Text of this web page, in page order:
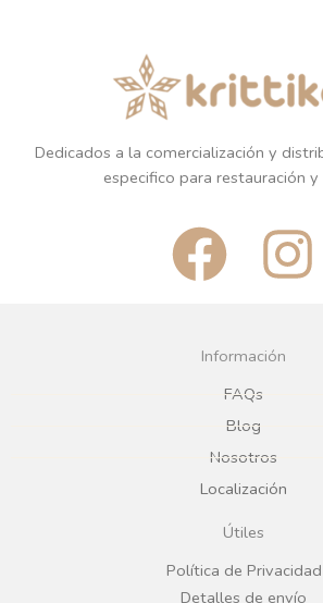
Dedicados a la comercialización y
especifico para restauración
F
a
c
e
b
o
o
I
n
g
r
Información
FAQs
Blog
Nosotros
Localización
Útiles
Política de Privacidad
Detalles de envío